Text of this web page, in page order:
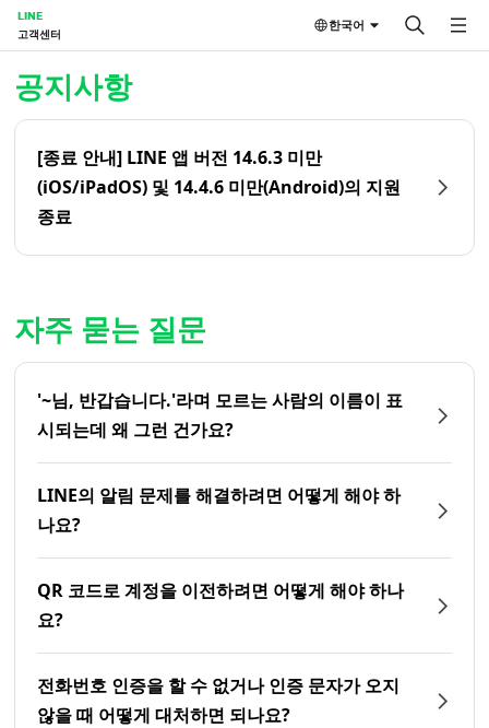
LINE
고객센터
한국어
공지사항
[종료 안내] LINE 앱 버전 14.6.3 미만
(iOS/iPadOS) 및 14.4.6 미만(Android)의 지원
종료
자주 묻는 질문
'~님, 반갑습니다.'라며 모르는 사람의 이름이 표
시되는데 왜 그런 건가요?
LINE의 알림 문제를 해결하려면 어떻게 해야 하
나요?
QR 코드로 계정을 이전하려면 어떻게 해야 하나
요?
전화번호 인증을 할 수 없거나 인증 문자가 오지
않을 때 어떻게 대처하면 되나요?